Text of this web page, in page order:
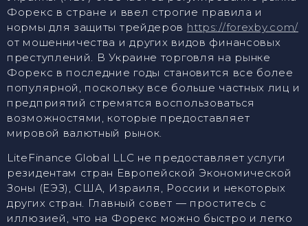
Форекс в стране и ввел строгие правила и
нормы для защиты трейдеров https://forexby.com/
от мошенничества и других видов финансовых
преступлений. В Украине торговля на рынке
Форекс в последние годы становится все более
популярной, поскольку все больше частных лиц и
предприятий стремятся воспользоваться
возможностями, которые предоставляет
мировой валютный рынок.
LiteFinance Global LLC не предоставляет услуги
резидентам стран Европейской Экономической
Зоны (ЕЭЗ), США, Израиля, России и некоторых
других стран. Главный совет — проститесь с
иллюзией, что на Форекс можно быстро и легко